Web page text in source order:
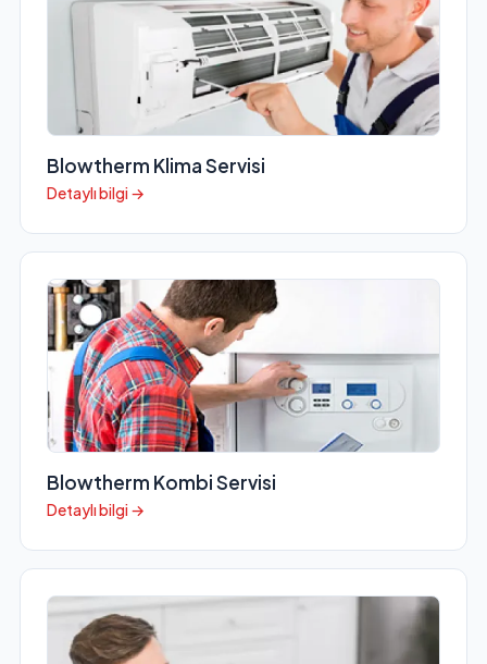
Blowtherm Klima Servisi
Detaylı bilgi →
Blowtherm Kombi Servisi
Detaylı bilgi →